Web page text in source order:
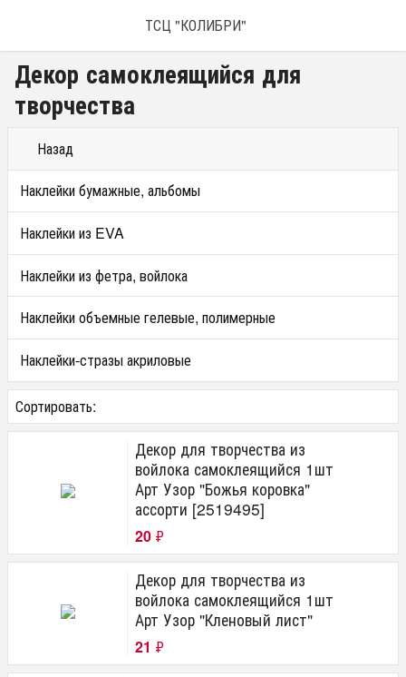
ТСЦ "КОЛИБРИ"
Декор самоклеящийся для
творчества
Назад
Наклейки бумажные, альбомы
Наклейки из EVA
Наклейки из фетра, войлока
Наклейки объемные гелевые, полимерные
Наклейки-стразы акриловые
Сортировать:
Декор для творчества из
войлока самоклеящийся 1шт
Арт Узор "Божья коровка"
ассорти [2519495]
20 ₽
Декор для творчества из
войлока самоклеящийся 1шт
Арт Узор "Кленовый лист"
21 ₽